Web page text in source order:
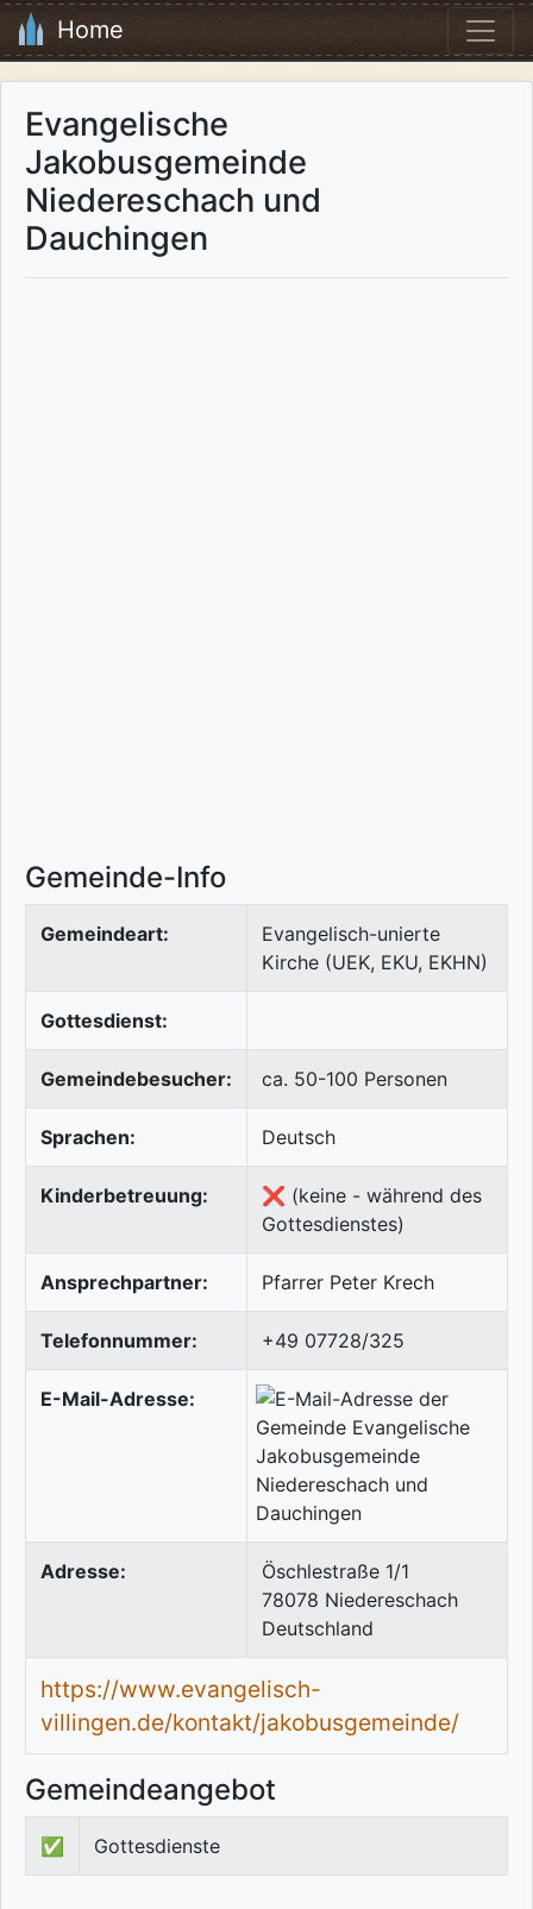
Home
Evangelische
Jakobusgemeinde
Niedereschach und
Dauchingen
Gemeinde-Info
Gemeindeart:
Evangelisch-unierte
Kirche (UEK, EKU, EKHN)
Gottesdienst:
Gemeindebesucher: ca. 50-100 Personen
Sprachen: Deutsch
Kinderbetreuung:
❌ (keine - während des
Gottesdienstes)
Ansprechpartner: Pfarrer Peter Krech
Telefonnummer: +49 07728/325
E-Mail-Adresse:
Adresse:
Öschlestraße 1/1
78078 Niedereschach
Deutschland
https://www.evangelisch-
villingen.de/kontakt/jakobusgemeinde/
Gemeindeangebot
✅ Gottesdienste